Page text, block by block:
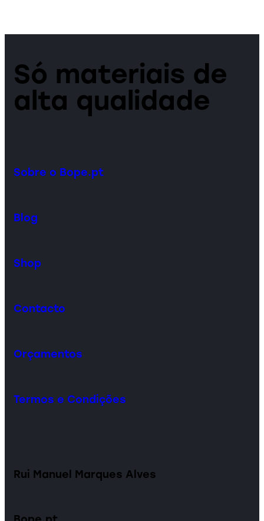
Só materiais de
alta qualidade
Sobre o Bope.pt
Blog
Shop
Contacto
Orçamentos
Termos e Condições
Rui Manuel Marques Alves